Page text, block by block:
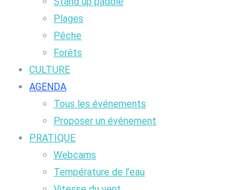
Plages
Pêche
Forêts
CULTURE
AGENDA
Tous les événements
Proposer un événement
PRATIQUE
Webcams
Température de l’eau